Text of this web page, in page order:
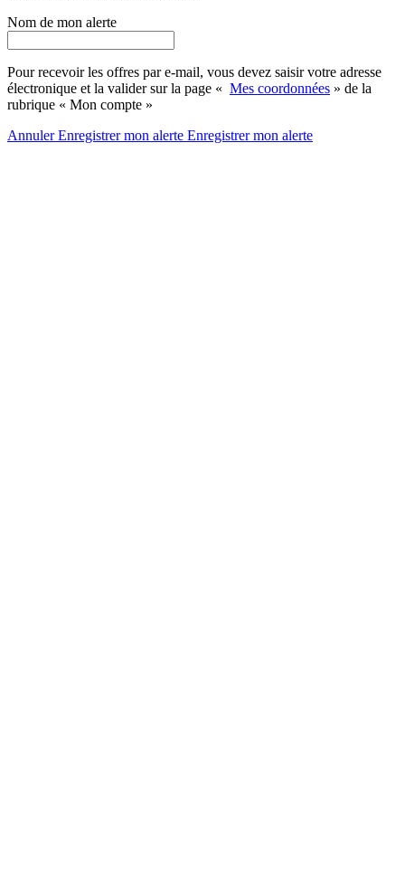
Nom de mon alerte
Pour recevoir les offres par e-mail, vous devez saisir votre adresse
électronique et la valider sur la page « Mes coordonnées » de la
rubrique « Mon compte »
AnnulerEnregistrer mon alerte Enregistrermon alerte